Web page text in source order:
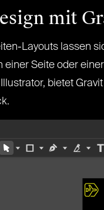
mit
Layouts lassen
einer Seite oder
bietet